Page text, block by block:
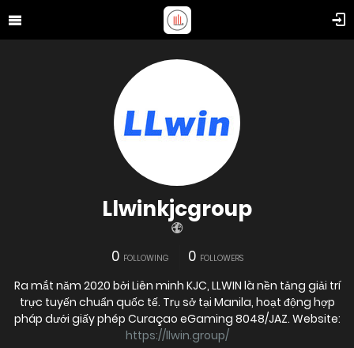
Llwinkjcgroup
0 FOLLOWING 0 FOLLOWERS
Ra mắt năm 2020 bởi Liên minh KJC, LLWIN là nền tảng giải trí
trực tuyến chuẩn quốc tế. Trụ sở tại Manila, hoạt động hợp
pháp dưới giấy phép Curaçao eGaming 8048/JAZ. Website:
https://llwin.group/